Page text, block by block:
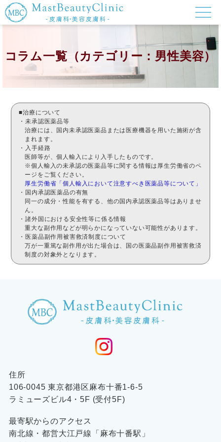
コラム一覧（カテゴリー：男性美容）
■治療について
・未承認医薬品等
治療には、国内未承認医薬品または医療機器を用いた施術が含
まれます。
・入手経路
医師等が、個人輸入により入手したものです。
※個人輸入の未承認の医薬品等に関する情報は厚生労働省のペ
ージをご覧ください。
厚生労働省「個人輸入において注意すべき医薬品等について」
・国内承認医薬品の有無
同一の成分・性能を有する、他の国内承認医薬品等はありませ
ん。
・諸外国における安全性等に係る情報
重大な副作用などが明らかになっていない可能性があります。
・医薬品副作用被害救済制度について
万が一重篤な副作用が出た場合は、国の医薬品副作用被害救済
制度の対象外となります。
住所
106-0045 東京都港区麻布十番1-6-5
ラミューズビル4・5F (受付5F)
最寄駅からのアクセス
南北線・都営大江戸線「麻布十番駅」